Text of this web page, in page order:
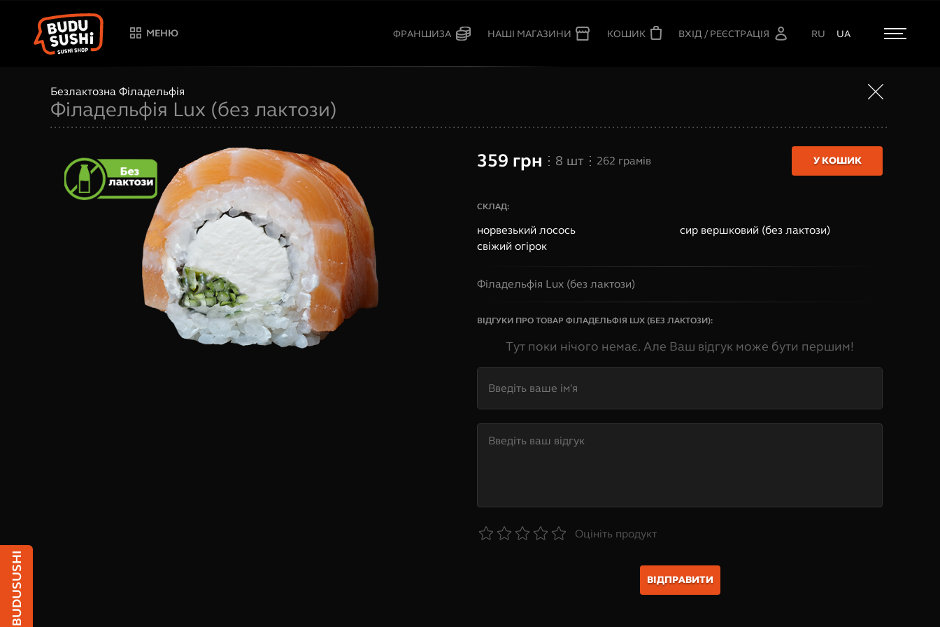
МЕНЮ ФРАНШИЗА НАШІ МАГАЗИНИ КОШИК ВХІД / РЕЄСТРАЦІЯ RU UA
Безлактозна Філадельфія
Філадельфія Lux (без лактози)
359 грн 8 шт 262 грамів У КОШИК
СКЛАД:
норвезький лосось
сир вершковий (без лактози)
свіжий огірок
Філадельфія Lux (без лактози)
ВІДГУКИ ПРО ТОВАР ФІЛАДЕЛЬФІЯ LUX (БЕЗ ЛАКТОЗИ):
Тут поки нічого немає. Але Ваш відгук може бути першим!
Оцініть продукт
ВІДПРАВИТИ
Чат з BUDUSUSHI